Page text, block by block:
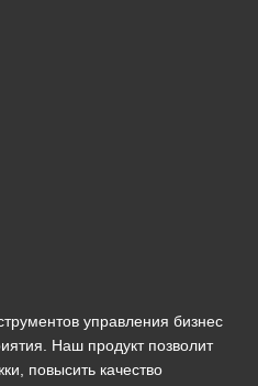
управления бизнес
Наш продукт позволит
повысить качество